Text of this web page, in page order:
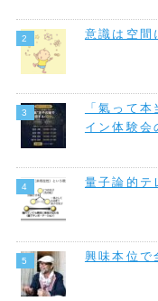
意識は空間
「氣って
イン体験会
量子論的テ
興味本位で